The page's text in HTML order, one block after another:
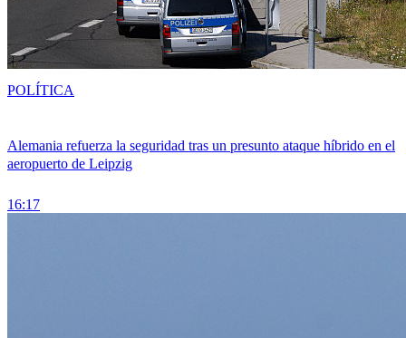
Alemania refuerza la seguridad tras un presunto ataque híbrido en el
aeropuerto de Leipzig
16:17
POLÍTICA